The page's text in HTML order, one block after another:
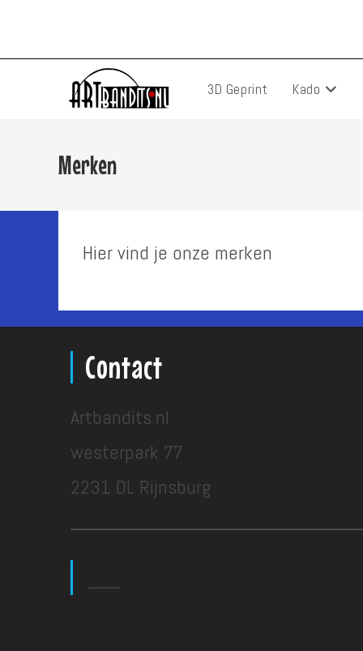
3D Geprint Kado
Merken
Hier vind je onze merken
Contact
Artbandits.nl
westerpark 77
2231 DL Rijnsburg